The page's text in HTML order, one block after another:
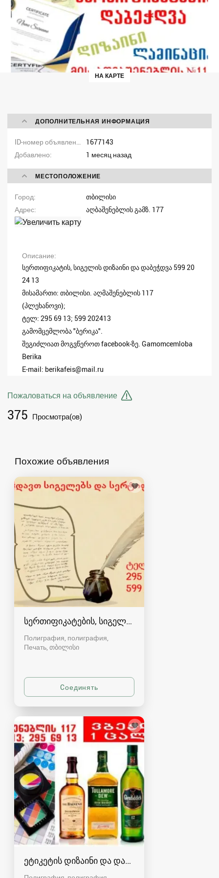
НА КАРТЕ
ДОПОЛНИТЕЛЬНАЯ ИНФОРМАЦИЯ
1677143
Добавлено
1 месяц назад
МЕСТОПОЛОЖЕНИЕ
Город
თბილისი
Адрес
აღბაშენებლის გამზ. 177
Описание
სერთიფიკატის, სიგელის დიზაინი და დაბეჭდვა 599 20
24 13
მისამართი: თბილისი. აღმაშენებლის 117
(პლეხანოვი);
ტელ: 295 69 13; 599 202413
გამომცემლობა "ბერიკა".
შეგიძლიათ მოგვწეროთ facebook-ზე. Gamomcemloba
Berika
E-mail: berikafeis@mail.ru
Пожаловаться на объявление
375 Просмотра(ов)
Похожие объявления
სერთიფიკატების, სიგელების დიზაინი და
Полиграфия, полиграфия,
Печать თბილისი
ეტიკეტის დიზაინი და დაბეჭდვა